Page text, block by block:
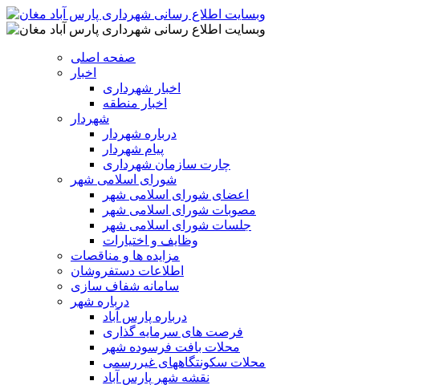
صفحه اصلی
اخبار
اخبار شهرداری
اخبار منطقه
شهردار
درباره شهردار
پیام شهردار
چارت سازمان شهرداری
شورای اسلامی شهر
اعضای شورای اسلامی شهر
مصوبات شورای اسلامی شهر
جلسات شورای اسلامی شهر
وظایف و اختیارات
مزایده ها و مناقصات
اطلاعات دستفروشان
سامانه شفاف سازی
درباره شهر
درباره پارس آباد
فرصت های سرمایه گذاری
محلات بافت فرسوده شهر
محلات سکونتگاههای غیررسمی
نقشه شهر پارس آباد